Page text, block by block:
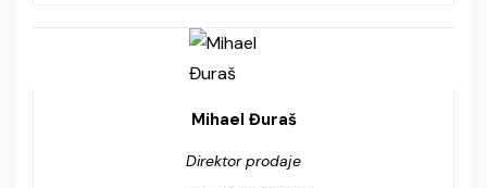
Mihael Đuraš
Direktor prodaje